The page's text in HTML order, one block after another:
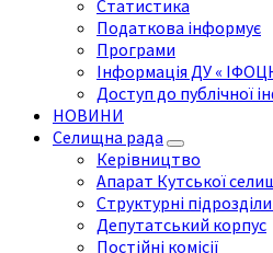
Статистика
Податкова інформує
Програми
Інформація ДУ «
Доступ до публічної
НОВИНИ
Селищна рада
Керівництво
Апарат Кутської
Структурні
Депутатський корпус
Постійні комісії